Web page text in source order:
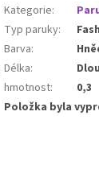
Kategorie:
Typ paruky:
Barva:
Délka:
hmotnost:
0,3
Položka byla